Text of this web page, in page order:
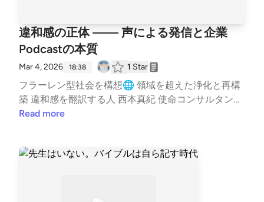
違和感の正体 —— 声による発信と企業
Podcastの本質
Mar 4, 2026 18:38 1 Star
フラーレン型社会を構想🌐 領域を超えた浄化と再構
築 違和感を翻訳する人 西本真紀 使命コンサルタント
🌿 活動情報はこちら✨ https://lit.link/healinglife ---
8c3e0b28cf8119433f
Read more